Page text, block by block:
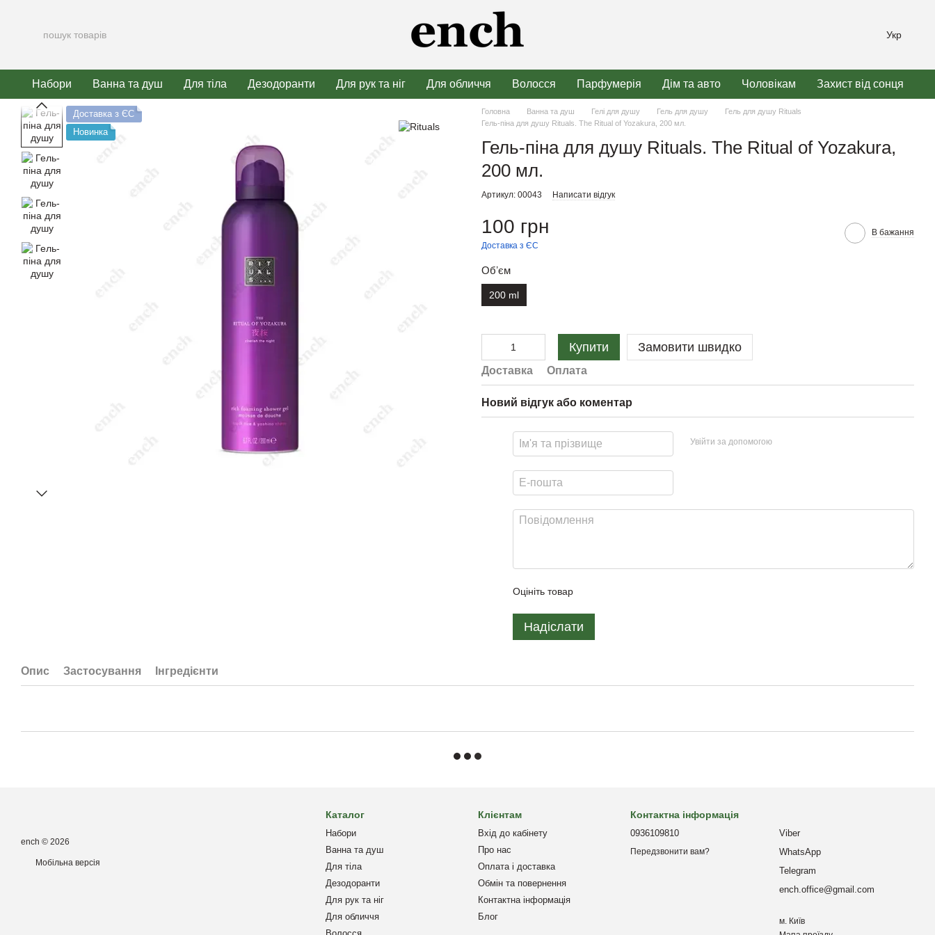
Укр
Набори Ванна та душ Для тіла Дезодоранти Для рук та ніг Для обличчя Волосся Парфумерія Дім та авто Чоловікам Захист від сонця
Доставка з ЄС
Новинка
Головна Ванна та душ Гелі для душу Гель для душу
Гель для душу Rituals
Гель-піна для душу Rituals. The Ritual of Yozakura, 200 мл.
Гель-піна для душу Rituals. The Ritual of Yozakura,
200 мл.
Артикул: 00043 Написати відгук
100 грн
Доставка з ЄС
В бажання
Обʼєм
200 ml
Купити Замовити швидко
Доставка Оплата
Новий відгук або коментар
Увійти за допомогою
Оцініть товар
Надіслати
Опис Застосування Інгредієнти
ench © 2026
Мобільна версія
Каталог
Набори
Ванна та душ
Для тіла
Дезодоранти
Для рук та ніг
Для обличчя
Клієнтам
Вхід до кабінету
Про нас
Оплата і доставка
Обмін та повернення
Контактна інформація
Блог
Контактна інформація
0936109810
Передзвонити вам?
Viber
WhatsApp
Telegram
ench.office@gmail.com
м. Київ